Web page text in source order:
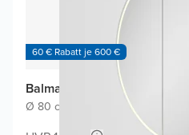
60 € Rabatt je 600 €
Balmani Mara Spiegelschrank
Ø 80 cm Rund